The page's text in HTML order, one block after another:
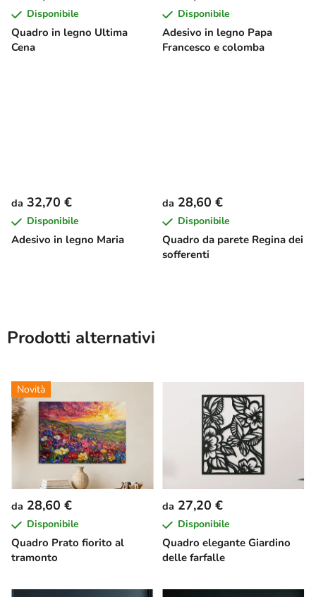
Quadro in legno Ultima
Cena
Disponibile
Adesivo in legno Papa
Francesco e colomba
Disponibile
Adesivo in legno Maria
da 32,70 €
Disponibile
Quadro da parete Regina dei
sofferenti
da 28,60 €
Disponibile
Prodotti alternativi
Novità
Quadro Prato fiorito al
tramonto
da 28,60 €
Disponibile
Quadro elegante Giardino
delle farfalle
da 27,20 €
Disponibile